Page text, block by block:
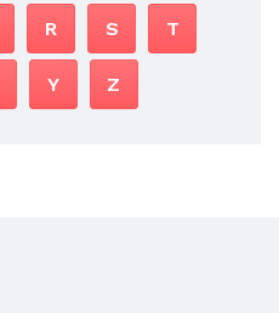
R S T
Y Z